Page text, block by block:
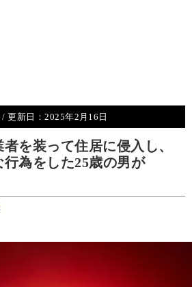
/ 更新日：2025年2月16日
を装って住居に侵入し、
為をした25歳の男が